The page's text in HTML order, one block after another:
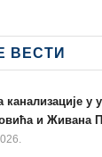
ВЕСТИ
канализације у
и Живана